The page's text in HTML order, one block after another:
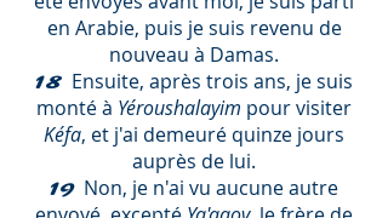
en Arabie, puis je suis revenu de
nouveau à Damas.
18 Ensuite, après trois ans, je suis
monté à Yéroushalayim pour visiter
Kéfa, et j'ai demeuré quinze jours
auprès de lui.
19 Non, je n'ai vu aucune autre